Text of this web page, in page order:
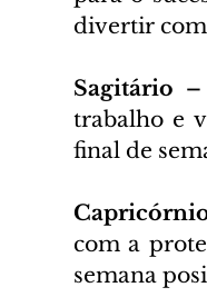
divertir com
Sagitário –
trabalho e
final de
com a
semana